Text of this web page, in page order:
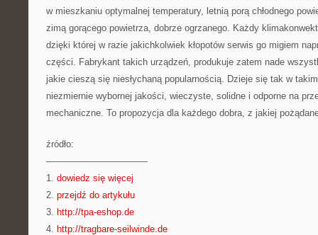
w mieszkaniu optymalnej temperatury, letnią porą chłodnego
zimą gorącego powietrza, dobrze ogrzanego. Każdy
dzięki której w razie jakichkolwiek kłopotów serwis go migiem
części. Fabrykant takich urządzeń, produkuje zatem nade
jakie cieszą się niesłychaną popularnością. Dzieje się tak w
niezmiernie wybornej jakości, wieczyste, solidne i odporne na
mechaniczne. To propozycja dla każdego dobra, z jakiej
źródło:
———————————
1. dowiedz się więcej
2. przejdź do artykułu
3. http://tpa-eshop.de
4. http://tragbare-seilwinde.de